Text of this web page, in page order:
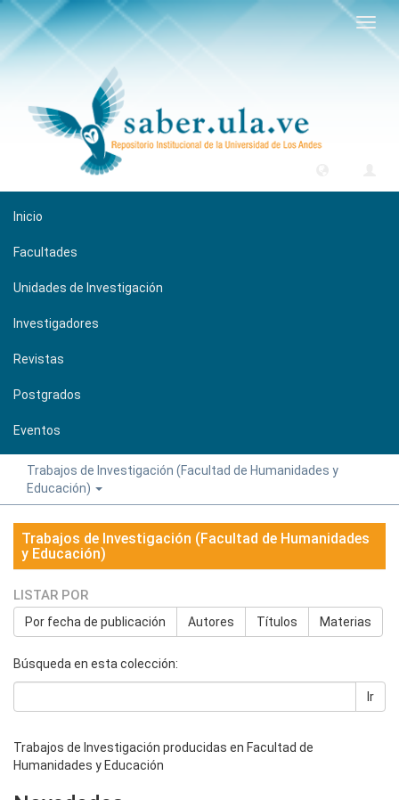
Inicio
Facultades
Unidades de Investigación
Investigadores
Revistas
Postgrados
Eventos
Trabajos de Investigación (Facultad de Humanidades y
Educación)
Trabajos de Investigación (Facultad de Humanidades
y Educación)
LISTAR POR
Por fecha de publicación Autores Títulos Materias
Búsqueda en esta colección:
Ir
Trabajos de Investigación producidas en Facultad de
Humanidades y Educación